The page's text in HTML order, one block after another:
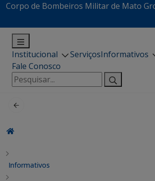
Corpo de Bombeiros Militar de Mato
Institucional ServiçosInformativos
Fale Conosco
Pesquisar
por:
Informativos